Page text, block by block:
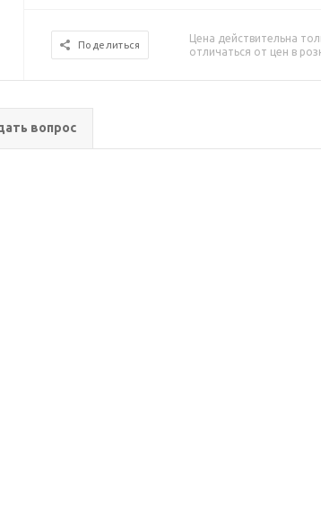
Поделиться
Цена действительна
отличаться от цен в
вопрос